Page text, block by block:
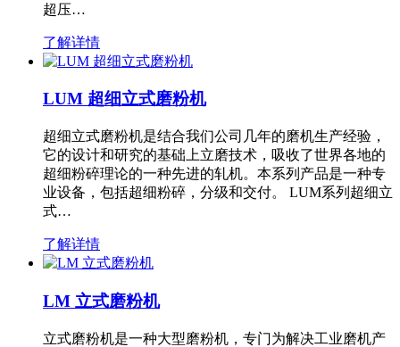
超压…
了解详情
LUM 超细立式磨粉机
超细立式磨粉机是结合我们公司几年的磨机生产经验，
它的设计和研究的基础上立磨技术，吸收了世界各地的
超细粉碎理论的一种先进的轧机。本系列产品是一种专
业设备，包括超细粉碎，分级和交付。 LUM系列超细立
式…
了解详情
LM 立式磨粉机
立式磨粉机是一种大型磨粉机，专门为解决工业磨机产